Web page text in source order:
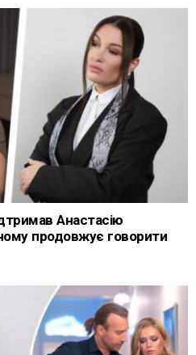
Анастасію
продовжує говорити